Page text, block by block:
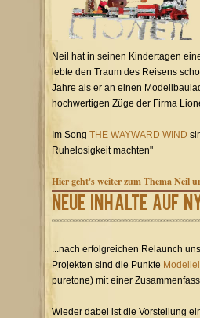
Neil hat in seinen Kindertagen
lebte den Traum des Reisens
Jahre als er an einen
hochwertigen Züge der Firma
Im Song THE WAYWARD WIND
Ruhelosigkeit machten"
Hier geht's weiter zum Thema Neil
Neue Inhalte auf
...nach erfolgreichen Relaunch
Projekten sind die Punkte
puretone) mit einer
Wieder dabei ist die Vorstellung